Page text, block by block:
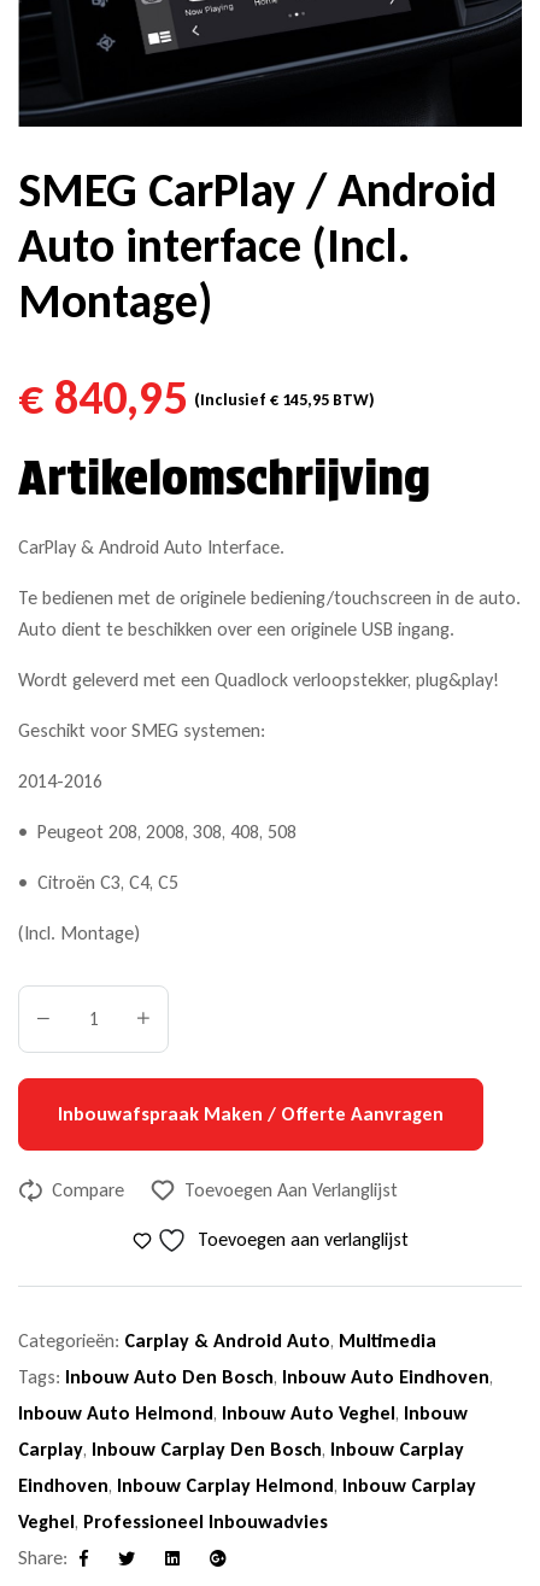
SMEG CarPlay / Android
Auto interface (Incl.
Montage)
€ 840,95 (Inclusief € 145,95 BTW)
Artikelomschrijving
CarPlay & Android Auto Interface.
Te bedienen met de originele bediening/touchscreen in de auto.
Auto dient te beschikken over een originele USB ingang.
Wordt geleverd met een Quadlock verloopstekker, plug&play!
Geschikt voor SMEG systemen:
2014-2016
• Peugeot 208, 2008, 308, 408, 508
• Citroën C3, C4, C5
(Incl. Montage)
Inbouwafspraak Maken / Offerte Aanvragen
Compare Toevoegen Aan Verlanglijst
Toevoegen aan verlanglijst
Categorieën: Carplay & Android Auto, Multimedia
Tags: Inbouw Auto Den Bosch, Inbouw Auto Eindhoven,
Inbouw Auto Helmond, Inbouw Auto Veghel, Inbouw
Carplay, Inbouw Carplay Den Bosch, Inbouw Carplay
Eindhoven, Inbouw Carplay Helmond, Inbouw Carplay
Veghel, Professioneel Inbouwadvies
Share:
Facebook LinkedinGoogle+